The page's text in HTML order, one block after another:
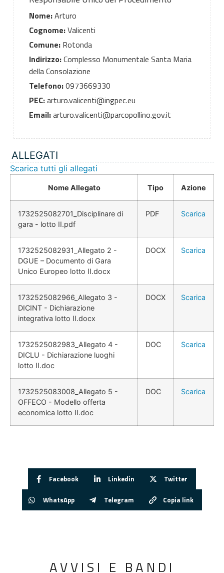
Nome:Arturo
Cognome:Valicenti
Comune:Rotonda
Indirizzo:Complesso Monumentale Santa Maria
della Consolazione
Telefono:0973669330
PEC:arturo.valicenti@ingpec.eu
Email:arturo.valicenti@parcopollino.gov.it
ALLEGATI
Scarica tutti gli allegati
Nome Allegato Tipo Azione
1732525082701_Disciplinare di
gara - lotto II.pdf
PDF Scarica
1732525082931_Allegato 2 -
DGUE – Documento di Gara
Unico Europeo lotto II.docx
DOCX Scarica
1732525082966_Allegato 3 -
DICINT - Dichiarazione
integrativa lotto II.docx
DOCX Scarica
1732525082983_Allegato 4 -
DICLU - Dichiarazione luoghi
lotto II.doc
DOC Scarica
1732525083008_Allegato 5 -
OFFECO - Modello offerta
economica lotto II.doc
DOC Scarica
Facebook Linkedin Twitter
WhatsApp Telegram Copia link
AVVISI E BANDI